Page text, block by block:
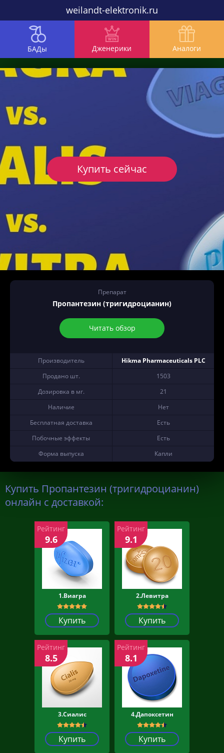
weilandt-elektronik.ru
БАДы Дженерики Аналоги
Препарат
Пропантезин (тригидроцианин)
Читать обзор
Производитель
Hikma Pharmaceuticals PLC
Продано шт.
1503
Дозировка в мг.
21
Наличие
Нет
Бесплатная доставка
Есть
Побочные эффекты
Есть
Форма выпуска
Капли
Купить сейчас
Купить Пропантезин (тригидроцианин)
онлайн с доставкой:
1.Виагра
Купить
Рейтинг
9.6
2.Левитра
Купить
Рейтинг
9.1
3.Сиалис
Купить
Рейтинг
8.5
4.Дапоксетин
Купить
Рейтинг
8.1